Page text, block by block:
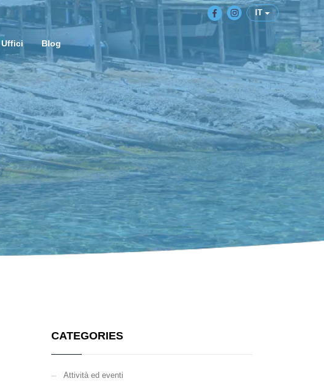
IT
Uffici Blog
CATEGORIES
Attività ed eventi